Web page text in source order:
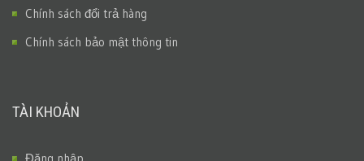
Chính sách đổi trả hàng
Chính sách bảo mật thông tin
TÀI KHOẢN